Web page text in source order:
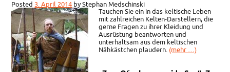
Posted 3. April 2014 byStephan Medschinski
Tauchen Sie ein in das keltische Leben
mit zahlreichen Kelten-Darstellern, die
gerne Fragen zu ihrer Kleidung und
Ausrüstung beantworten und
unterhaltsam aus dem keltischen
Nähkästchen plaudern. (mehr …)